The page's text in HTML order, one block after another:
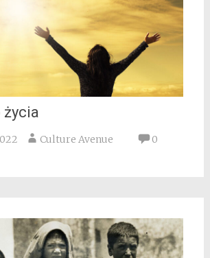
życia
Culture Avenue
0